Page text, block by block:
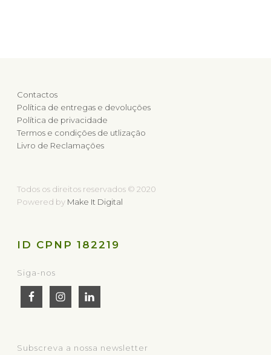
Contactos
Política de entregas e devoluções
Política de privacidade
Termos e condições de utlização
Livro de Reclamações
Todos os direitos reservados © 2020
Powered by Make It Digital
ID CPNP 182219
Siga-nos
Subscreva a nossa newsletter